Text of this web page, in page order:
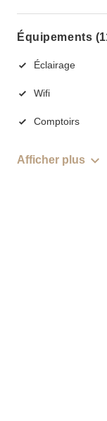
Équipements
Éclairage
Wifi
Comptoirs
Afficher plus